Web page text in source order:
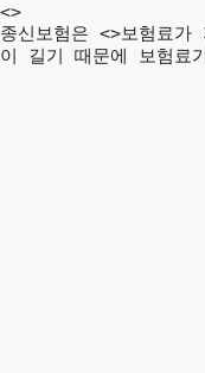
<>
종신보험은 <>보험료가
이 길기 때문에 보험료